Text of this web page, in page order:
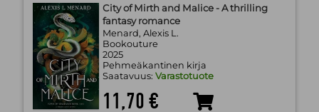
City of Mirth and Malice - A thrilling
fantasy romance
Menard, Alexis L.
Bookouture
2025
Pehmeäkantinen kirja
Saatavuus: Varastotuote
11,70 €